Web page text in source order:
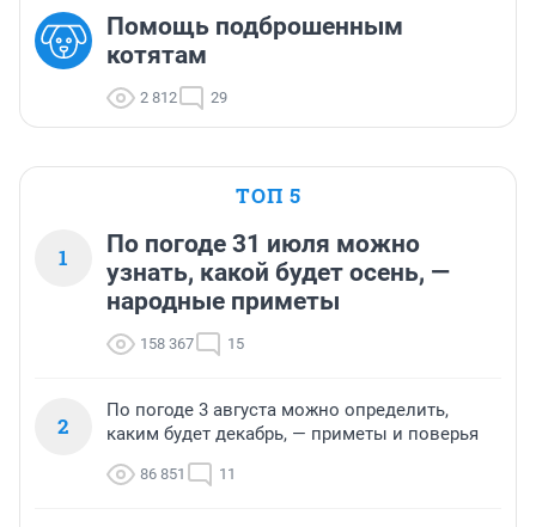
Помощь подброшенным
котятам
2 812 29
ТОП 5
1
По погоде 31 июля можно
узнать, какой будет осень, —
народные приметы
158 367 15
2
По погоде 3 августа можно определить,
каким будет декабрь, — приметы и поверья
86 851 11